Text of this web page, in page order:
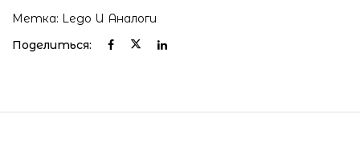
Метка: Lego И Аналоги
Поделиться: